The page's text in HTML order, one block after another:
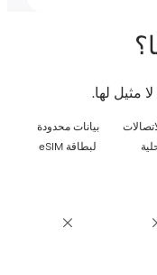
بيانات محدودة